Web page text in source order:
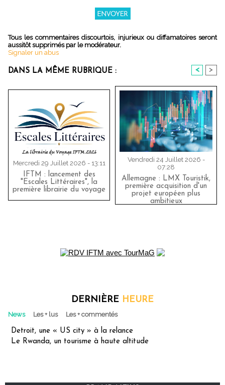
Tous les commentaires discourtois, injurieux ou diffamatoires seront
aussitôt supprimés par le modérateur.
Signaler un abus
DANS LA MÊME RUBRIQUE : < >
Mercredi 29 Juillet 2026 - 13:11
IFTM : lancement des
"Escales Littéraires", la
première librairie du voyage
Vendredi 24 Juillet 2026 -
07:28
Allemagne : LMX Touristik,
première acquisition d'un
projet européen plus
ambitieux
DERNIÈRE HEURE
News Les + lus Les + commentés
Detroit, une « US city » à la relance
Le Rwanda, un tourisme à haute altitude